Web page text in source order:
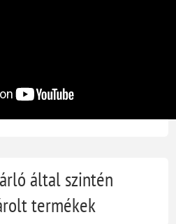
által szintén
termékek